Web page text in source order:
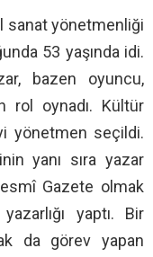
sanat yönetmenliği
53 yaşında idi.
bazen oyuncu,
rol oynadı. Kültür
yönetmen seçildi.
yanı sıra yazar
Gazete olmak
yaptı. Bir
da görev yapan